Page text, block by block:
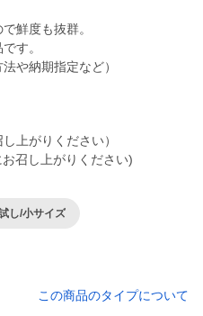
鮮度も抜群。
す。
や納期指定など）
上がりください）
召し上がりください)
し/小サイズ
この商品のタイプについて